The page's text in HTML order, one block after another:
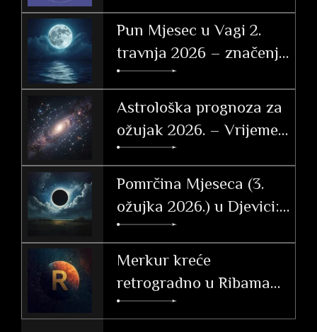
Pun Mjesec u Vagi 2.
travnja 2026 – značenje
po znakovima
Astrološka prognoza za
ožujak 2026. – Vrijeme
tranzicije, akcije i velikih
otkrića
Pomrčina Mjeseca (3.
ožujka 2026.) u Djevici:
Vodič i utjecaj po
ascendentu
Merkur kreće
retrogradno u Ribama
(26. 2. – 20. 3. 2026.)